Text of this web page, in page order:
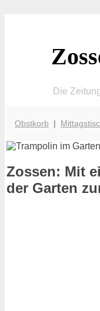
Die
Obstkorb |
Zossen: Mit
der Garten